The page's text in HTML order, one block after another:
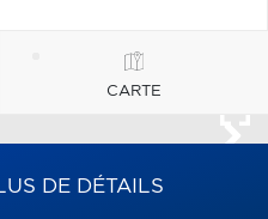
CARTE
DE DÉTAILS